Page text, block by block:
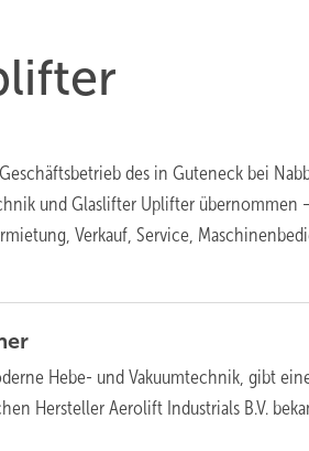
des in Guteneck bei
und Glaslifter Uplifter übernommen
Verkauf, Service,
Hebe- und Vakuumtechnik, gibt
Hersteller Aerolift Industrials B.V.